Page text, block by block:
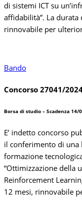
di sistemi ICT su
affidabilità”. La durata
rinnovabile per
Bando
Concorso 27041/
Borsa di studio – Scadenza 14/
E’ indetto concorso
il conferimento di
formazione
“Ottimizzazione della
Reinforcement
12 mesi, rinnovabile